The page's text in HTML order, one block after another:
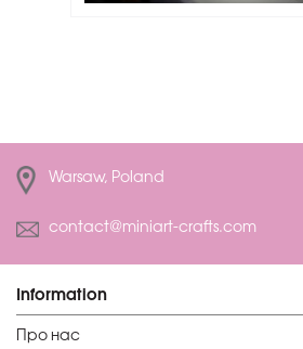
Warsaw, Poland
contact@miniart-crafts.com
Information
Про нас